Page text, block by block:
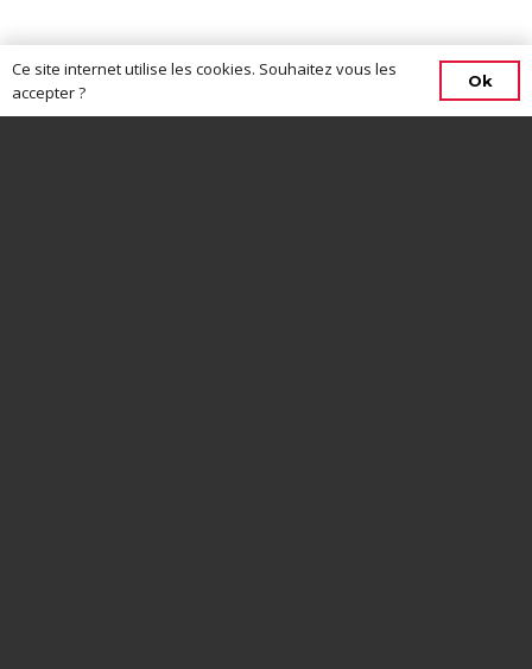
Ce site internet utilise les cookies. Souhaitez vous les
accepter ?
Ok